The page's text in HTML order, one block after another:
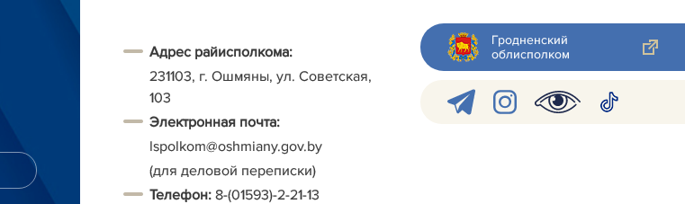
Адрес райисполкома:
231103, г. Ошмяны, ул. Советская,
103
Электронная почта:
Ispolkom@oshmiany.gov.by
(для деловой переписки)
Телефон: 8-(01593)-2-21-13
Гродненский
облисполком